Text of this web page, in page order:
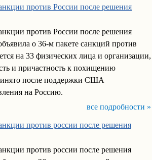
против России после решения
против России после решения
о 36-м пакете санкций против
на 33 физических лица и организации,
и причастность к похищению
после поддержки США
на Россию.
все подробности »
против россии после решения
против россии после решения